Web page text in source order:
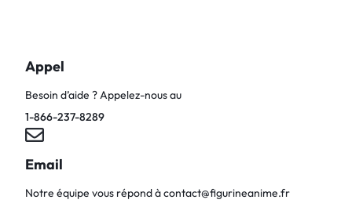
Appel
Besoin d’aide ? Appelez-nous au
1-866-237-8289
Email
Notre équipe vous répond àcontact@figurineanime.fr